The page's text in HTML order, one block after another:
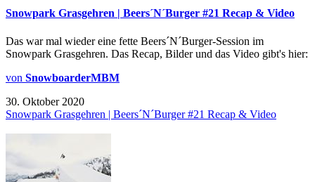
Snowpark Grasgehren | Beers´N´Burger #21 Recap & Video
Das war mal wieder eine fette Beers´N´Burger-Session im
Snowpark Grasgehren. Das Recap, Bilder und das Video gibt's hier:
von SnowboarderMBM
30. Oktober 2020
Snowpark Grasgehren | Beers´N´Burger #21 Recap & Video